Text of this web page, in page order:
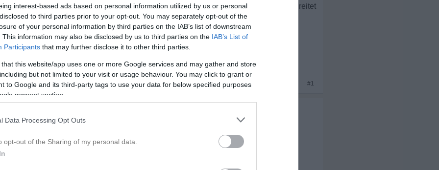
interest-based ads based on personal information utilized by us or personal
to third parties prior to your opt-out. You may separately opt-out of the
of your personal information by third parties on the IAB’s list of downstream
This information may also be disclosed by us to third parties on the IAB’s List of
Participants that may further disclose it to other third parties.
that this website/app uses one or more Google services and may gather and store
but not limited to your visit or usage behaviour. You may click to grant or
to Google and its third-party tags to use your data for below specified purposes
consent section.
Data Processing Opt Outs
opt-out of the Sharing of my personal data.
? Soll ich auf seine Loyalität hoffen dass er weiß wann er eine Grenze überschreitet
?
sehr gut zwischen uns. außer die Eifersucht .
wuerdet. bin euch sehr dankbar .
#1